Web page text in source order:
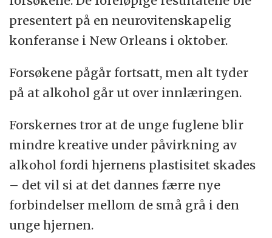
presentert på en neurovitenskapelig
konferanse i New Orleans i oktober.
Forsøkene pågår fortsatt, men alt tyder
på at alkohol går ut over innlæringen.
Forskernes tror at de unge fuglene blir
mindre kreative under påvirkning av
alkohol fordi hjernens plastisitet skades
– det vil si at det dannes færre nye
forbindelser mellom de små grå i den
unge hjernen.